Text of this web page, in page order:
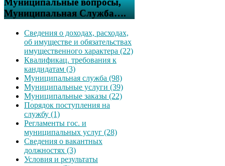
Муниципальные вопросы,
Муниципальная Служба….
Сведения о доходах, расходах,
об имуществе и обязательствах
имущественного характера (22)
Квалификац. требования к
кандидатам (3)
Муниципальная служба (98)
Муниципальные услуги (39)
Муниципальные заказы (22)
Порядок поступления на
службу (1)
Регламенты гос. и
муниципальных услуг (28)
Сведения о вакантных
должностях (3)
Условия и результаты